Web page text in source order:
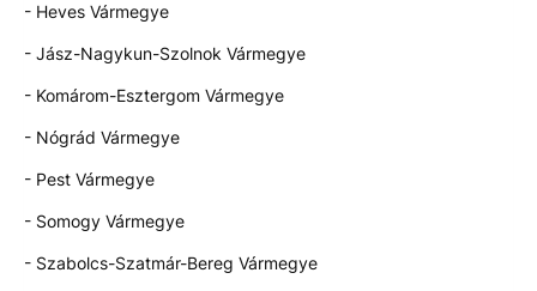
- Heves Vármegye
- Jász-Nagykun-Szolnok Vármegye
- Komárom-Esztergom Vármegye
- Nógrád Vármegye
- Pest Vármegye
- Somogy Vármegye
- Szabolcs-Szatmár-Bereg Vármegye